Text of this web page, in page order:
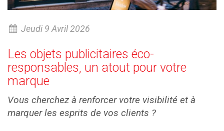
Jeudi 9 Avril 2026
Les objets publicitaires éco-
responsables, un atout pour votre
marque
Vous cherchez à renforcer votre visibilité et à
marquer les esprits de vos clients ?